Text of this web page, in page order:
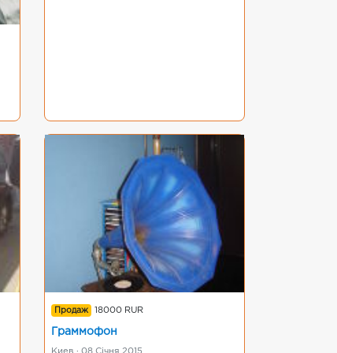
Продаж 18000 RUR
Граммофон
Киев · 08 Січня 2015